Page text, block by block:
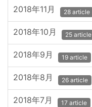
2018年11月 28 article
2018年10月 25 article
2018年9月 19 article
2018年8月 26 article
2018年7月 17 article